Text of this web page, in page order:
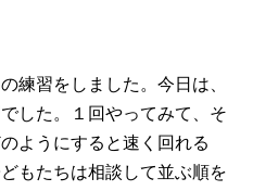
練習をしました。今日は、
した。１回やってみて、そ
ようにすると速く回れる
もたちは相談して並ぶ順を